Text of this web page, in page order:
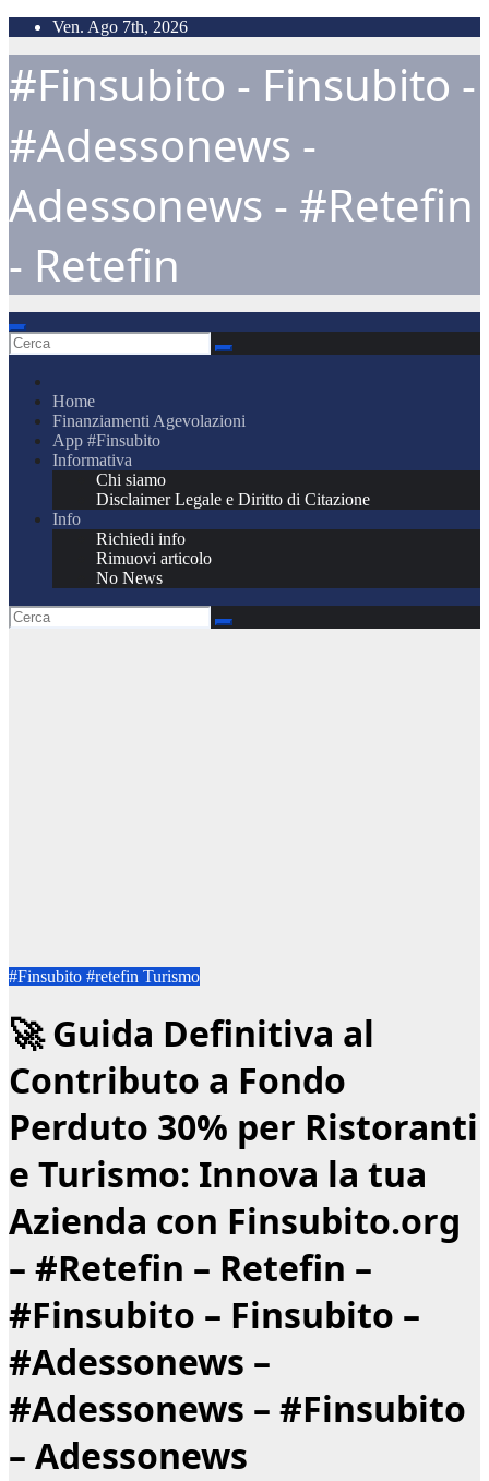
Salta
contenuto
Ven. Ago 7th, 2026
#Finsubito - Finsubito -
#Adessonews -
Adessonews - #Retefin
- Retefin
Home
Finanziamenti Agevolazioni
App #Finsubito
Informativa
Chi siamo
Disclaimer Legale e Diritto di Citazione
Info
Richiedi info
Rimuovi articolo
No News
#Finsubito #retefin Turismo
🚀 Guida Definitiva al
Contributo a Fondo
Perduto 30% per Ristoranti
e Turismo: Innova la tua
Azienda con Finsubito.org
– #Retefin – Retefin –
#Finsubito – Finsubito –
#Adessonews –
#Adessonews – #Finsubito
– Adessonews